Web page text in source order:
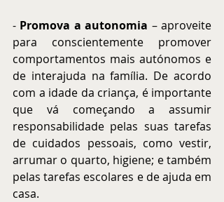
- Promova a autonomia – aproveite
para conscientemente promover
comportamentos mais autónomos e
de interajuda na família. De acordo
com a idade da criança, é importante
que vá começando a assumir
responsabilidade pelas suas tarefas
de cuidados pessoais, como vestir,
arrumar o quarto, higiene; e também
pelas tarefas escolares e de ajuda em
casa.